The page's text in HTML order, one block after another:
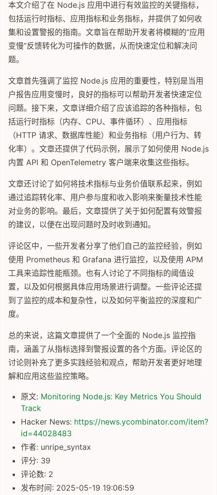
本文介绍了在 Node.js 应用中进行有效监控的关键指标，
包括运行时指标、应用指标和业务指标，并提供了如何收
集和设置警报的指南。文章旨在帮助开发者将模糊的“应用
变慢”反馈转化为可操作的数据，从而快速定位和解决问
题。
文章首先强调了监控 Node.js 应用的重要性，特别是当用
户报告应用变慢时，良好的指标可以帮助开发者快速定位
问题。接下来，文章详细介绍了应该追踪的各种指标，包
括运行时指标（内存、CPU、事件循环）、应用指标
（HTTP 请求、数据库性能）和业务指标（用户行为、转
化率）。文章还提供了代码示例，展示了如何使用 Node.js
内置 API 和 OpenTelemetry 客户端来收集这些指标。
文章还讨论了如何将技术指标与业务价值联系起来，例如
通过追踪转化率、用户参与度和收入影响来衡量技术性能
对业务的影响。最后，文章提供了关于如何配置有效警报
的建议，以便在出现问题时及时收到通知。
评论区中，一些开发者分享了他们自己的监控经验，例如
使用 Prometheus 和 Grafana 进行监控，以及使用 APM
工具来追踪性能瓶颈。也有人讨论了不同指标的阈值设
置，以及如何根据具体应用场景进行调整。一些评论还提
到了监控的成本和复杂性，以及如何平衡监控的深度和广
度。
总的来说，这篇文章提供了一个全面的 Node.js 监控指
南，涵盖了从指标选择到警报设置的各个方面。评论区的
讨论则补充了更多实践经验和观点，帮助开发者更好地理
解和应用这些监控策略。
原文: Monitoring Node.js: Key Metrics You Should
Track
Hacker News: https://news.ycombinator.com/item?
id=44028483
作者: unripe_syntax
评分: 39
评论数: 2
发布时间: 2025-05-19 19:06:59